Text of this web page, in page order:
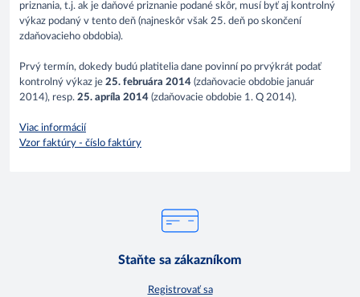
priznania, t.j. ak je daňové priznanie podané skôr, musí byť aj kontrolný
výkaz podaný v tento deň (najneskôr však 25. deň po skončení
zdaňovacieho obdobia).
Prvý termín, dokedy budú platitelia dane povinní po prvýkrát podať
kontrolný výkaz je 25. februára 2014 (zdaňovacie obdobie január
2014), resp. 25. apríla 2014 (zdaňovacie obdobie 1. Q 2014).
Viac informácií
Vzor faktúry - číslo faktúry
Staňte sa zákazníkom
Registrovať sa